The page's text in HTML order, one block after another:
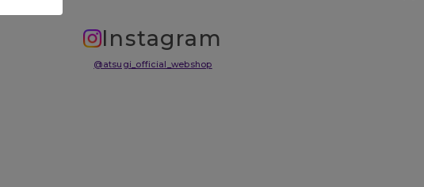
Instagram
@atsugi_official_webshop